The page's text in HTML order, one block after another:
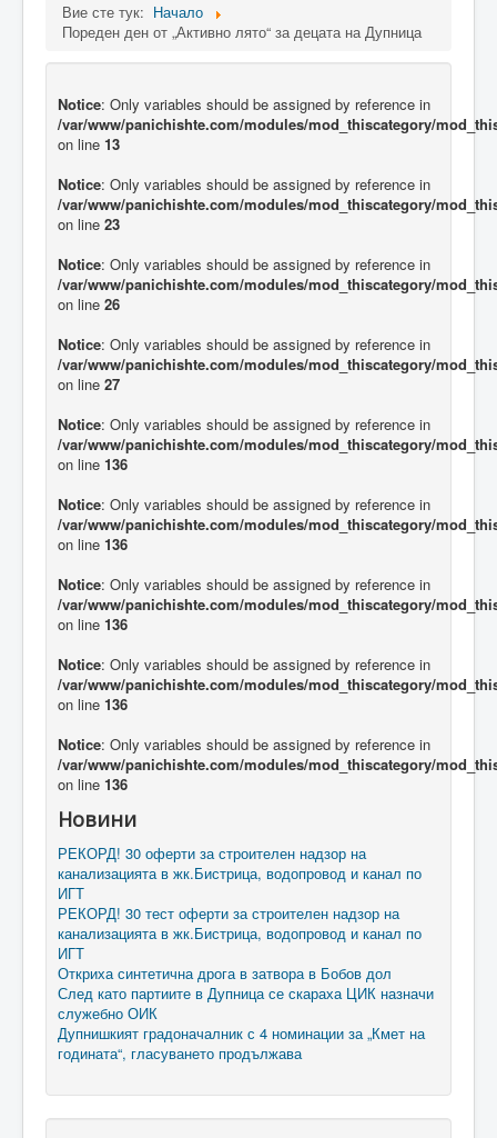
Вие сте тук: Начало
Пореден ден от „Активно лято“ за децата на Дупница
Notice: Only variables should be assigned by reference in
/var/www/panichishte.com/modules/mod_thiscategory/
on line 13
Notice: Only variables should be assigned by reference in
/var/www/panichishte.com/modules/mod_thiscategory/
on line 23
Notice: Only variables should be assigned by reference in
/var/www/panichishte.com/modules/mod_thiscategory/
on line 26
Notice: Only variables should be assigned by reference in
/var/www/panichishte.com/modules/mod_thiscategory/
on line 27
Notice: Only variables should be assigned by reference in
/var/www/panichishte.com/modules/mod_thiscategory/
on line 136
Notice: Only variables should be assigned by reference in
/var/www/panichishte.com/modules/mod_thiscategory/
on line 136
Notice: Only variables should be assigned by reference in
/var/www/panichishte.com/modules/mod_thiscategory/
on line 136
Notice: Only variables should be assigned by reference in
/var/www/panichishte.com/modules/mod_thiscategory/
on line 136
Notice: Only variables should be assigned by reference in
/var/www/panichishte.com/modules/mod_thiscategory/
on line 136
Новини
РЕКОРД! 30 оферти за строителен надзор на
канализацията в жк.Бистрица, водопровод и канал по
ИГТ
РЕКОРД! 30 тест оферти за строителен надзор на
канализацията в жк.Бистрица, водопровод и канал по
ИГТ
Откриха синтетична дрога в затвора в Бобов дол
След като партиите в Дупница се скараха ЦИК назначи
служебно ОИК
Дупнишкият градоначалник с 4 номинации за „Кмет на
годината“, гласуването продължава